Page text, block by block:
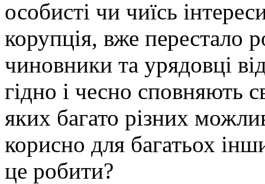
особисті чи чиїсь
корупція, вже перестало
чиновники та урядовці
гідно і чесно сповняють
яких багато різних
корисно для багатьох
це робити?